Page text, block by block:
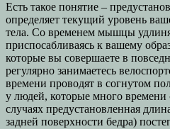
Есть такое понятие –
определяет текущий уровень
тела. Со временем мышцы
приспосабливаясь к вашему
которые вы совершаете в
регулярно занимаетесь
времени проводят в согнутом
у людей, которые много времени
случаях предустановленная
задней поверхности бедра)